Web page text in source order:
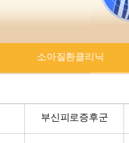
소아질환클리닉
부신피로증후군